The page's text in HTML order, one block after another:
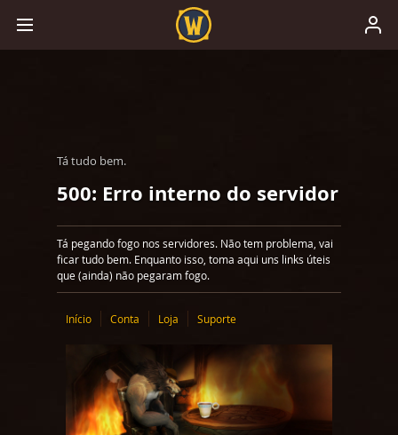
Tá tudo bem.
500: Erro interno do servidor
Tá pegando fogo nos servidores. Não tem problema, vai
ficar tudo bem. Enquanto isso, toma aqui uns links úteis
que (ainda) não pegaram fogo.
Início Conta Loja Suporte